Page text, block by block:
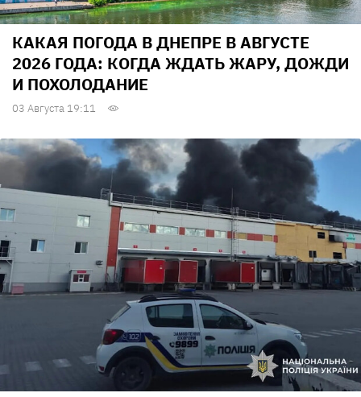
КАКАЯ ПОГОДА В ДНЕПРЕ В АВГУСТЕ
2026 ГОДА: КОГДА ЖДАТЬ ЖАРУ, ДОЖДИ
И ПОХОЛОДАНИЕ
03 Августа 19:11